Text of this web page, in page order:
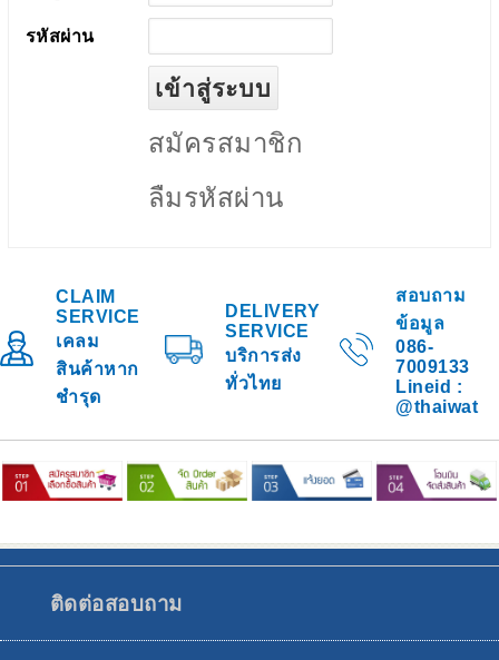
รหัสผ่าน
สมัครสมาชิก
ลืมรหัสผ่าน
CLAIM
SERVICE
เคลม
สินค้าหาก
ชำรุด
DELIVERY
SERVICE
บริการส่ง
ทั่วไทย
สอบถาม
ข้อมูล
086-
7009133
Lineid :
@thaiwat
ติดต่อสอบถาม